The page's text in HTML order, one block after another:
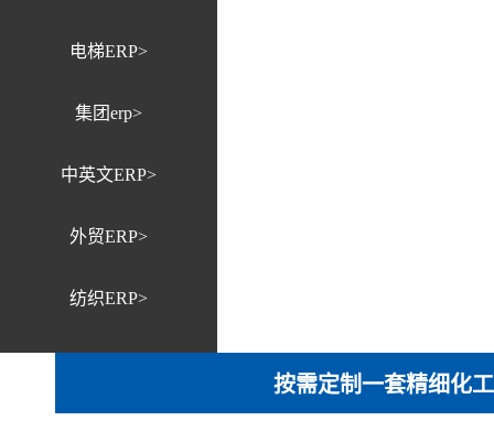
电梯ERP>
集团erp>
中英文ERP>
外贸ERP>
纺织ERP>
按需定制一套精细化